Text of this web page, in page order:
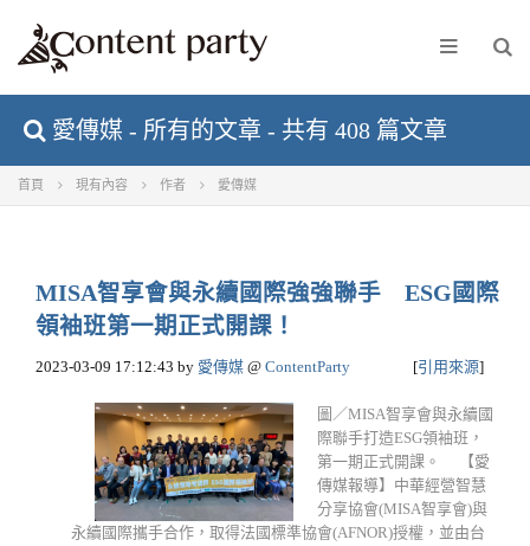
愛傳媒 - 所有的文章 - 共有 408 篇文章
首頁 現有內容 作者 愛傳媒
MISA智享會與永續國際強強聯手 ESG國際
領袖班第一期正式開課！
2023-03-09 17:12:43 by 愛傳媒 @ ContentParty [引用來源]
圖／MISA智享會與永續國
際聯手打造ESG領袖班，
第一期正式開課。 【愛
傳媒報導】中華經營智慧
分享協會(MISA智享會)與
永續國際攜手合作，取得法國標準協會(AFNOR)授權，並由台